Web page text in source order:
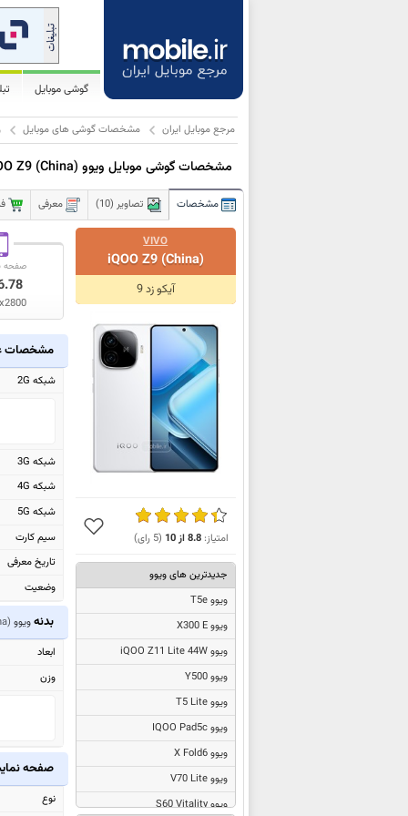
گوشی موبایل
مرجع موبایل ایران مشخصات گوشی های موبایل
مشخصات گوشی موبایل ویوو Z9 (China)
مشخصات تصاویر (10) معرفی
VIVO
iQOO Z9 (China)
آیکو زد 9
امتیاز:8.8از10
(
5 رای)
جدیدترین های ویوو
ویوو T5e
ویوو X300 E
ویوو iQOO Z11 Lite 44W
ویوو Y500
ویوو T5 Lite
ویوو IQOO Pad5c
ویوو X Fold6
ویوو V70 Lite
ویوو S60 Vitality
صفحه
مشخصات
شبکه 2G
شبکه 3G
شبکه 4G
شبکه 5G
سیم کارت
تاریخ معرفی
وضعیت
بدنهویوو
ابعاد
وزن
صفحه
نوع